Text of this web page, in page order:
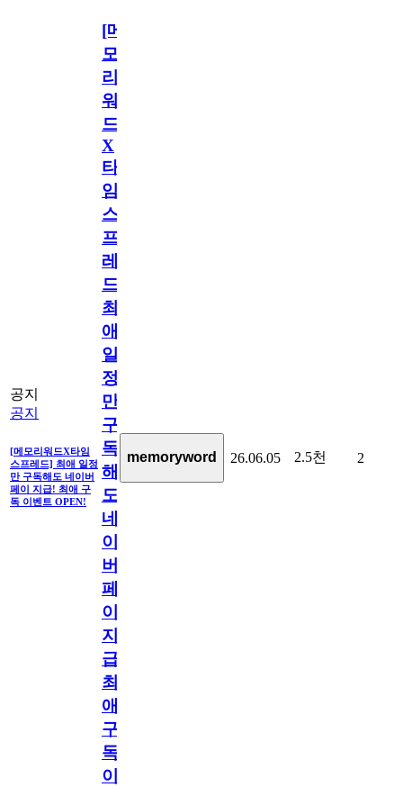
공지
공지
[메모리워드X타임
스프레드] 최애 일정
만 구독해도 네이버
페이 지급! 최애 구
독 이벤트 OPEN!
[메
모
리
워
드
X
타
임
스
프
레
드]
최
애
일
정
만
구
독
해
도
네
이
버
페
이
지
급!
최
애
구
독
이
memoryword 26.06.05 2.5천 2